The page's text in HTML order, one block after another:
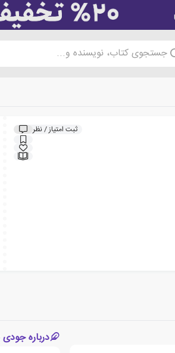
جستجوی کتاب، نویسنده و...
ثبت امتیاز / نظر
درباره